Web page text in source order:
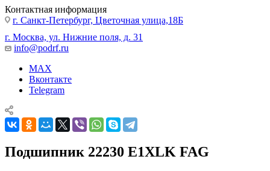
Контактная информация
г. Санкт-Петербург, Цветочная улица,18Б
г. Москва, ул. Нижние поля, д. 31
info@podrf.ru
MAX
Вконтакте
Telegram
Подшипник 22230 E1XLK FAG